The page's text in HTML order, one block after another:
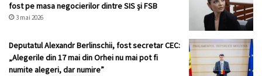
fost pe masa negocierilor dintre SIS și FSB
3 mai 2026
Deputatul Alexandr Berlinschii, fost secretar CEC:
„Alegerile din 17 mai din Orhei nu mai pot fi
numite alegeri, dar numire”